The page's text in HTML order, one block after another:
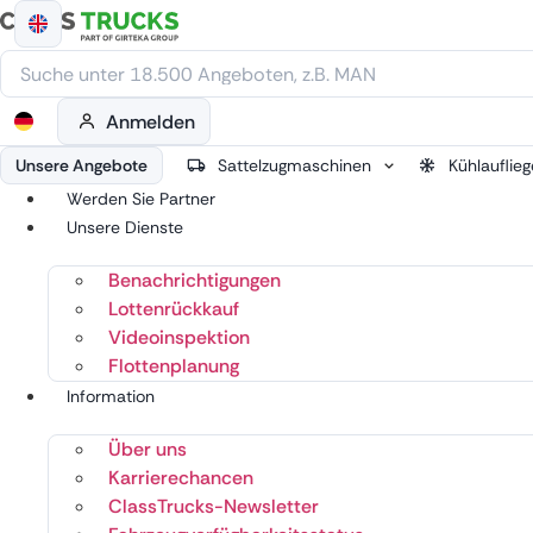
Zum
Inhalt
springen
Anmelden
Unsere Angebote Sattelzugmaschinen
Werden Sie Partner
Unsere Dienste
Benachrichtigungen
Lottenrückkauf
Videoinspektion
Flottenplanung
Information
Über uns
Karrierechancen
ClassTrucks-Newsletter